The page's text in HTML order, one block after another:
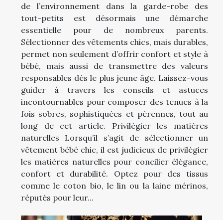
de l’environnement dans la garde-robe des
tout-petits est désormais une démarche
essentielle pour de nombreux parents.
Sélectionner des vêtements chics, mais durables,
permet non seulement d’offrir confort et style à
bébé, mais aussi de transmettre des valeurs
responsables dès le plus jeune âge. Laissez-vous
guider à travers les conseils et astuces
incontournables pour composer des tenues à la
fois sobres, sophistiquées et pérennes, tout au
long de cet article. Privilégier les matières
naturelles Lorsqu’il s’agit de sélectionner un
vêtement bébé chic, il est judicieux de privilégier
les matières naturelles pour concilier élégance,
confort et durabilité. Optez pour des tissus
comme le coton bio, le lin ou la laine mérinos,
réputés pour leur...